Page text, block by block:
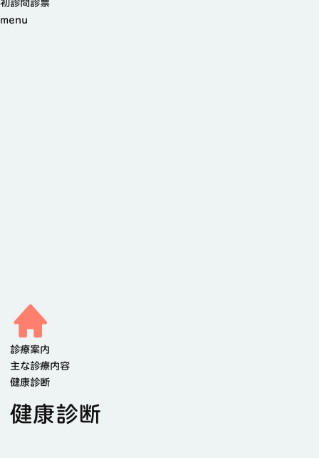
初診問診票
menu
診療案内
主な診療内容
健康診断
健康診断